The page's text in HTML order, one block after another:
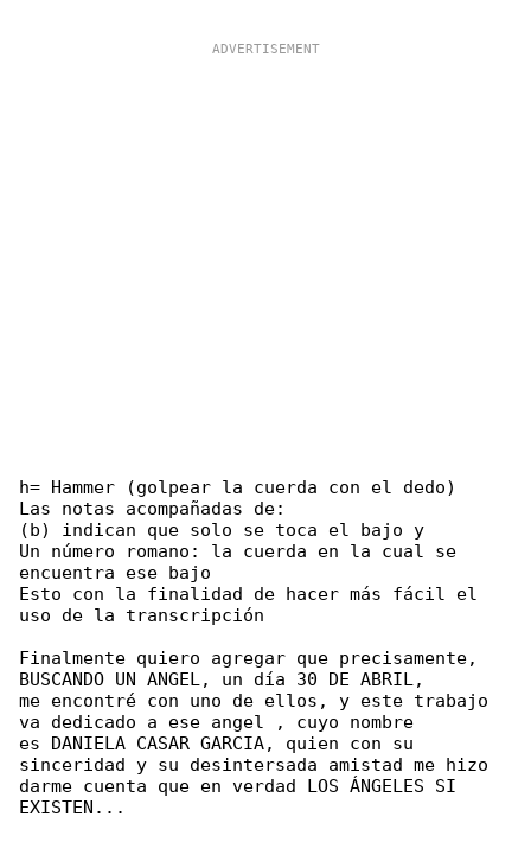
h= Hammer (golpear la cuerda con el dedo)
Las notas acompañadas de:
(b) indican que solo se toca el bajo y
Un número romano: la cuerda en la cual se
encuentra ese bajo
Esto con la finalidad de hacer más fácil el
uso de la transcripción
Finalmente quiero agregar que precisamente,
BUSCANDO UN ANGEL, un día 30 DE ABRIL,
me encontré con uno de ellos, y este trabajo
va dedicado a ese angel , cuyo nombre
es DANIELA CASAR GARCIA, quien con su
sinceridad y su desintersada amistad me hizo
darme cuenta que en verdad LOS ÁNGELES SI
EXISTEN...